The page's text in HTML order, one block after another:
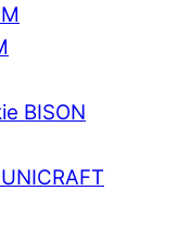
BISON